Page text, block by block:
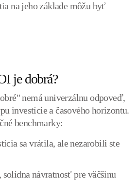
na jeho základe môžu byť
je dobrá?
nemá univerzálnu odpoveď,
investície a časového horizontu.
benchmarky:
sa vrátila, ale nezarobili ste
, solídna návratnosť pre väčšinu